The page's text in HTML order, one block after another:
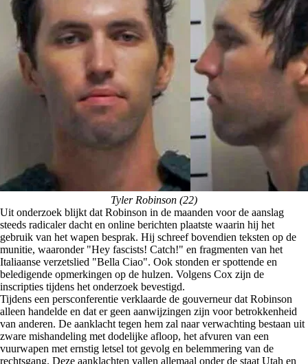
Tyler Robinson (22)
Uit onderzoek blijkt dat Robinson in de maanden voor de aanslag
steeds radicaler dacht en online berichten plaatste waarin hij het
gebruik van het wapen besprak. Hij schreef bovendien teksten op de
munitie, waaronder "Hey fascists! Catch!" en fragmenten van het
Italiaanse verzetslied "Bella Ciao". Ook stonden er spottende en
beledigende opmerkingen op de hulzen. Volgens Cox zijn de
inscripties tijdens het onderzoek bevestigd.
Tijdens een persconferentie verklaarde de gouverneur dat Robinson
alleen handelde en dat er geen aanwijzingen zijn voor betrokkenheid
van anderen. De aanklacht tegen hem zal naar verwachting bestaan uit
zware mishandeling met dodelijke afloop, het afvuren van een
vuurwapen met ernstig letsel tot gevolg en belemmering van de
rechtsgang. Deze aanklachten vallen allemaal onder de staat Utah en